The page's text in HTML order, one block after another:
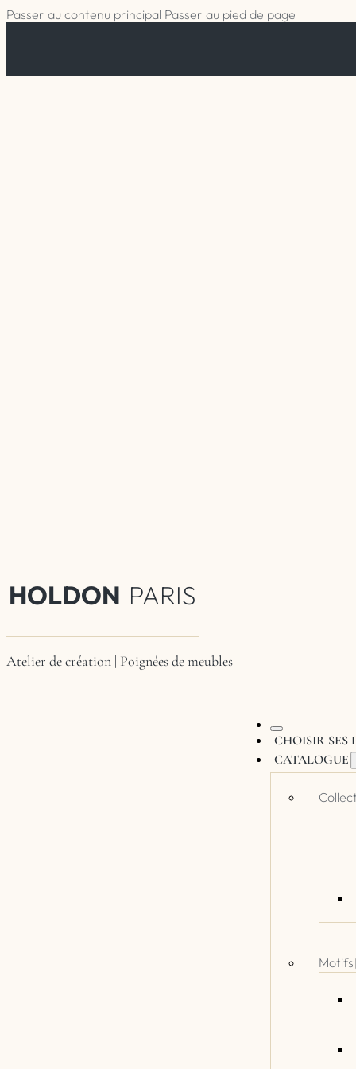
Passer au contenu principal Passer au pied de page
HOLDON PARIS
Atelier de création | Poignées de meubles
CHOISIR SES
CATALOGUE
Motifs